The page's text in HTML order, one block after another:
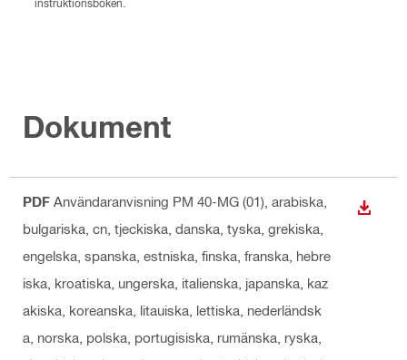
Dokument
PDF Användaranvisning PM 40-MG (01) , arabiska,
bulgariska, cn, tjeckiska, danska, tyska, grekiska,
engelska, spanska, estniska, finska, franska, hebre
iska, kroatiska, ungerska, italienska, japanska, kaz
akiska, koreanska, litauiska, lettiska, nederländsk
a, norska, polska, portugisiska, rumänska, ryska,
LADDA